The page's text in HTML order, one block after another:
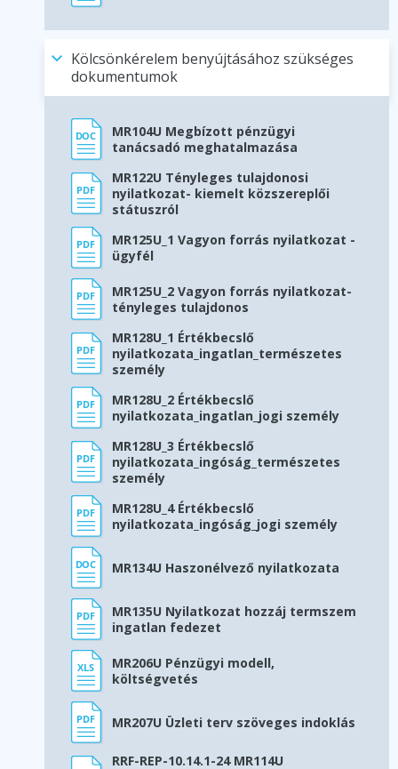
Kölcsönkérelem benyújtásához szükséges
dokumentumok
MR104U Megbízott pénzügyi
tanácsadó meghatalmazása
MR122U Tényleges tulajdonosi
nyilatkozat- kiemelt közszereplői
státuszról
MR125U_1 Vagyon forrás nyilatkozat -
ügyfél
MR125U_2 Vagyon forrás nyilatkozat-
tényleges tulajdonos
MR128U_1 Értékbecslő
nyilatkozata_ingatlan_természetes
személy
MR128U_2 Értékbecslő
nyilatkozata_ingatlan_jogi személy
MR128U_3 Értékbecslő
nyilatkozata_ingóság_természetes
személy
MR128U_4 Értékbecslő
nyilatkozata_ingóság_jogi személy
MR134U Haszonélvező nyilatkozata
MR135U Nyilatkozat hozzáj termszem
ingatlan fedezet
MR206U Pénzügyi modell,
költségvetés
MR207U Üzleti terv szöveges indoklás
RRF-REP-10.14.1-24 MR114U